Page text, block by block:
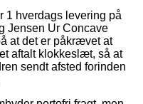
1 hverdags levering på
Jensen Ur Concave
at det er påkrævet at
aftalt klokkeslæt, så at
sendt afsted forinden